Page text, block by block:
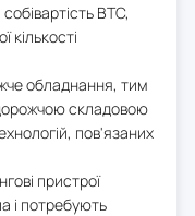
BTC,
кількості
обладнання, тим
складовою
пов'язаних
пристрої
і потребують